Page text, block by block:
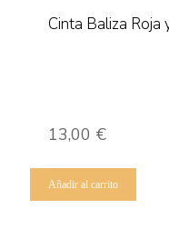
Cinta Baliza
13,00 €
Añadir al carrito